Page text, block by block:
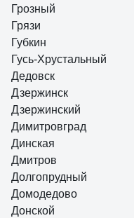
Грозный
Грязи
Губкин
Гусь-Хрустальный
Дедовск
Дзержинск
Дзержинский
Димитровград
Динская
Дмитров
Долгопрудный
Домодедово
Донской